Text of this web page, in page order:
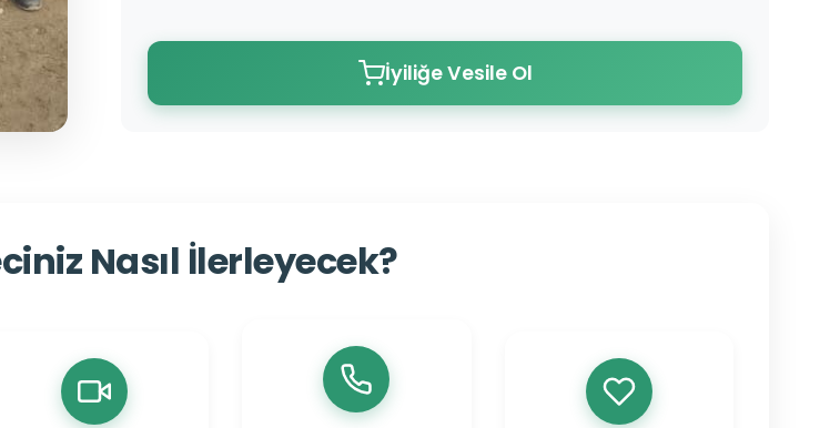
İyiliğe Vesile Ol
Nasıl İlerleyecek?